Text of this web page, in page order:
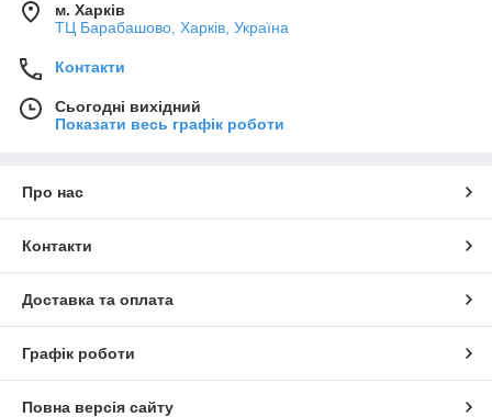
м. Харків
ТЦ Барабашово, Харків, Україна
Контакти
Сьогодні вихідний
Показати весь графік роботи
Про нас
Контакти
Доставка та оплата
Графік роботи
Повна версія сайту